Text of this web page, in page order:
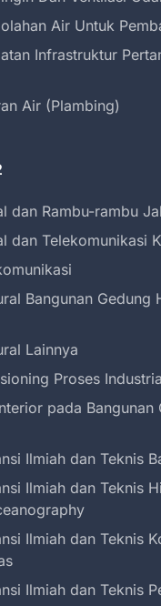
Air Untuk
Infrastruktur
Air (Plambing)
dan Rambu-rambu
dan Telekomunikasi
Bangunan Gedung
Lainnya
Proses
pada Bangunan
Ilmiah dan Teknis
Ilmiah dan Teknis
Ilmiah dan Teknis
Ilmiah dan Teknis